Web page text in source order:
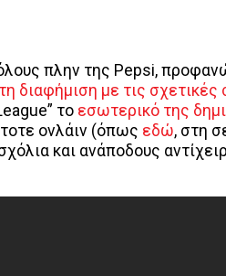
πλην της Pepsi,
διαφήμιση με τις
το εσωτερικό της
ονλάιν (όπως εδώ, στη
και ανάποδους